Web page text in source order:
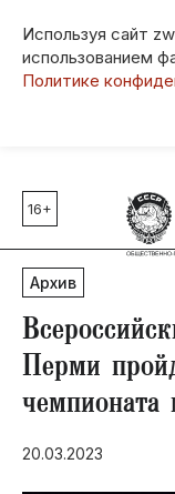
Используя сайт
использованием
Политике
Главные темы
80 лет Победы
Молодежная
СВО
Выборы в
Социальная
Инфраструктура
Благоустройство
16+
Архив
Перми
20.03.2023